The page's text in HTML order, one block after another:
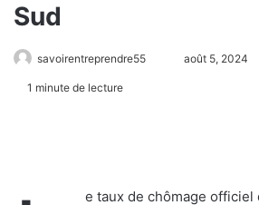
Sud
savoirentreprendre55 août 5, 2024
1 minute de lecture
e taux de chômage officiel